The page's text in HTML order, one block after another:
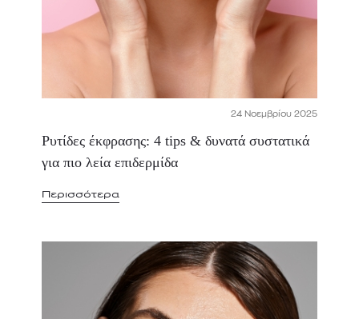
24 Νοεμβρίου 2025
Ρυτίδες έκφρασης: 4 tips & δυνατά συστατικά
για πιο λεία επιδερμίδα
Περισσότερα